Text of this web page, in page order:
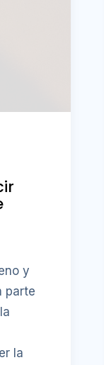
y
parte
la